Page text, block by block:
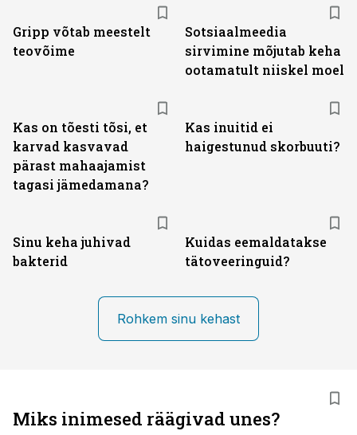
Gripp võtab meestelt
teovõime
Sotsiaalmeedia
sirvimine mõjutab keha
ootamatult niiskel moel
Kas on tõesti tõsi, et
karvad kasvavad
pärast mahaajamist
tagasi jämedamana?
Kas inuitid ei
haigestunud skorbuuti?
Sinu keha juhivad
bakterid
Kuidas eemaldatakse
tätoveeringuid?
Rohkem sinu kehast
Miks inimesed räägivad unes?